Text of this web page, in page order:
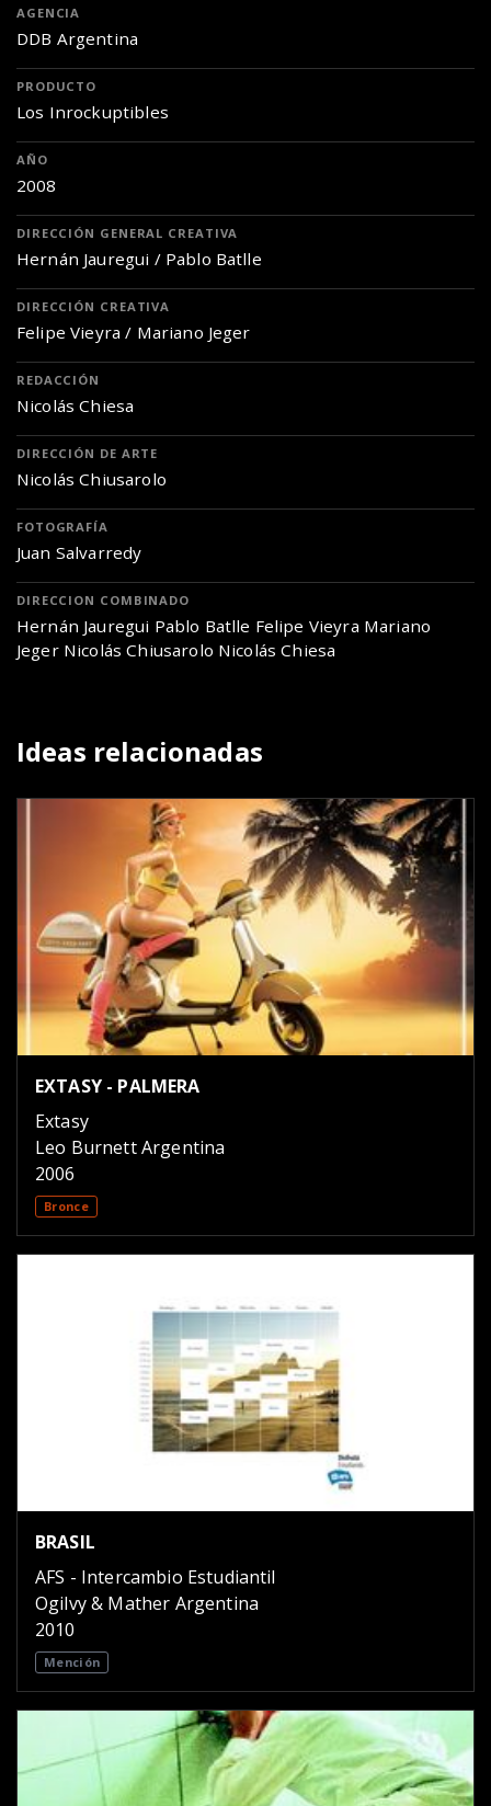
AGENCIA
DDB Argentina
PRODUCTO
Los Inrockuptibles
AÑO
2008
DIRECCIÓN GENERAL CREATIVA
Hernán Jauregui / Pablo Batlle
DIRECCIÓN CREATIVA
Felipe Vieyra / Mariano Jeger
REDACCIÓN
Nicolás Chiesa
DIRECCIÓN DE ARTE
Nicolás Chiusarolo
FOTOGRAFÍA
Juan Salvarredy
DIRECCION COMBINADO
Hernán Jauregui Pablo Batlle Felipe Vieyra Mariano
Jeger Nicolás Chiusarolo Nicolás Chiesa
Ideas relacionadas
EXTASY - PALMERA
Extasy
Leo Burnett Argentina
2006
Bronce
BRASIL
AFS - Intercambio Estudiantil
Ogilvy & Mather Argentina
2010
Mención